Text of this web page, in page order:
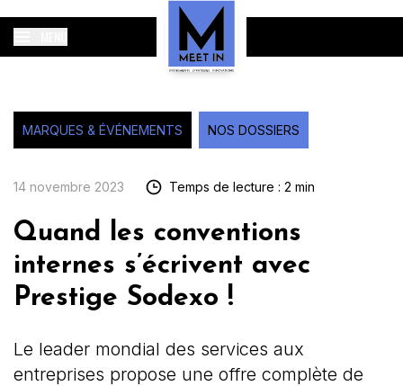
MARQUES & ÉVÉNEMENTS NOS DOSSIERS
14 novembre 2023 Temps de lecture : 2 min
Quand les conventions
internes s’écrivent avec
Prestige Sodexo !
Le leader mondial des services aux
entreprises propose une offre complète de